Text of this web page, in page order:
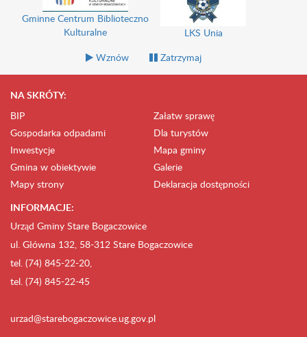
Gminne Centrum Biblioteczno
Kulturalne
LKS Unia
Wznów
Zatrzymaj
NA SKRÓTY:
BIP
Załatw sprawę
Gospodarka odpadami
Dla turystów
Inwestycje
Mapa gminy
Gmina w obiektywie
Galerie
Mapy strony
Deklaracja dostępności
INFORMACJE:
Urząd Gminy Stare Bogaczowice
ul. Główna 132, 58-312 Stare Bogaczowice
tel. (74) 845-22-20,
tel. (74) 845-22-45
urzad@starebogaczowice.ug.gov.pl